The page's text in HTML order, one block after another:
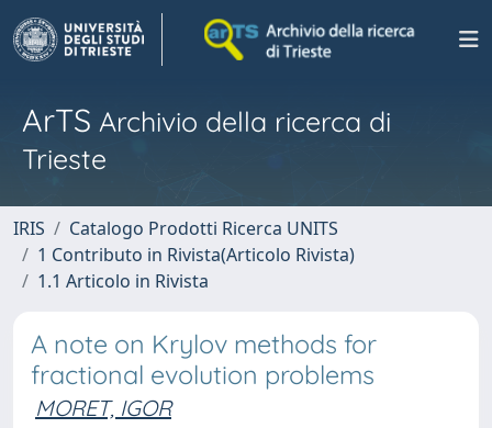
ArTS Archivio della ricerca di
Trieste
IRIS
Catalogo Prodotti Ricerca UNITS
1 Contributo in Rivista(Articolo Rivista)
1.1 Articolo in Rivista
A note on Krylov methods for
fractional evolution problems
MORET, IGOR